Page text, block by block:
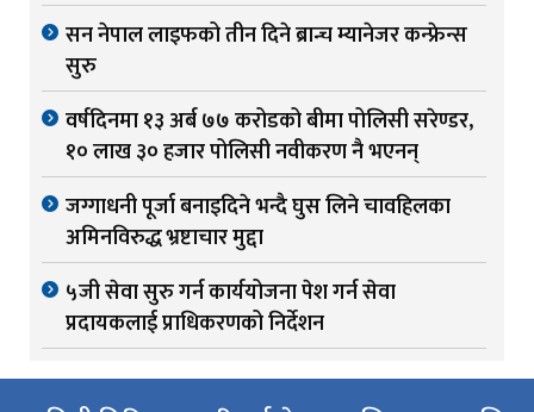
सन नेपाल लाइफको तीन दिने ब्रान्च म्यानेजर कन्फ्रेन्स
सुरु
वर्षदिनमा १३ अर्ब ७७ करोडको बीमा पोलिसी सरेण्डर,
१० लाख ३० हजार पोलिसी नवीकरण नै भएनन्
जग्गाधनी पूर्जा बनाइदिने भन्दै घुस लिने चावहिलका
अमिनविरुद्ध भ्रष्टाचार मुद्दा
५जी सेवा सुरु गर्न कार्ययोजना पेश गर्न सेवा
प्रदायकलाई प्राधिकरणको निर्देशन